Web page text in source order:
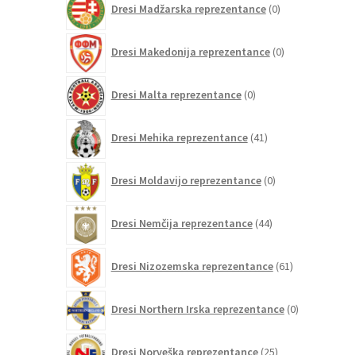
Dresi Madžarska reprezentance 0izdelkov
Dresi Makedonija reprezentance 0izdelkov
Dresi Malta reprezentance 0izdelkov
Dresi Mehika reprezentance 41izdelkov
Dresi Moldavijo reprezentance 0izdelkov
Dresi Nemčija reprezentance 44izdelkov
Dresi Nizozemska reprezentance 61izdelkov
Dresi Northern Irska reprezentance 0izdelkov
Dresi Norveška reprezentance 25